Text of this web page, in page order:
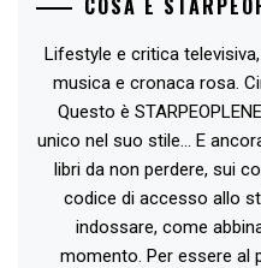
Lifestyle e critica
musica e cronaca rosa.
Questo è
unico nel suo stile... E
libri da non perdere, sui
codice di accesso allo
indossare, come
momento. Per essere al